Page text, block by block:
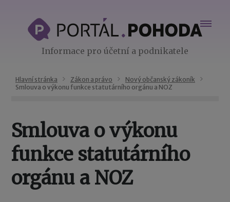
Informace pro účetní a podnikatele
Hlavní stránka Zákon a právo
Nový občanský zákoník
Smlouva o výkonu funkce statutárního orgánu a NOZ
Smlouva o výkonu
funkce statutárního
orgánu a NOZ